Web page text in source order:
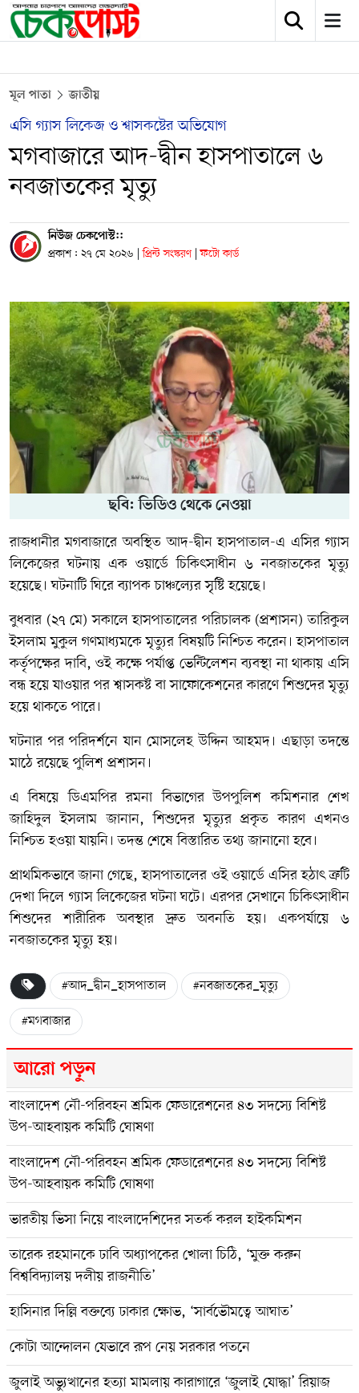
মূল পাতা জাতীয়
এসি গ্যাস লিকেজ ও শ্বাসকষ্টের অভিযোগ
মগবাজারে আদ-দ্বীন হাসপাতালে ৬
নবজাতকের মৃত্যু
নিউজ চেকপোস্ট::
প্রকাশ : ২৭ মে ২০২৬ | প্রিন্ট সংস্করণ | ফটো কার্ড
ছবি: ভিডিও থেকে নেওয়া
রাজধানীর মগবাজারে অবস্থিতআদ-দ্বীন হাসপাতাল-এ এসির গ্যাস
লিকেজের ঘটনায় এক ওয়ার্ডে চিকিৎসাধীন ৬ নবজাতকের মৃত্যু
হয়েছে। ঘটনাটি ঘিরে ব্যাপক চাঞ্চল্যের সৃষ্টি হয়েছে।
বুধবার (২৭ মে) সকালে হাসপাতালের পরিচালক (প্রশাসন) তারিকুল
ইসলাম মুকুল গণমাধ্যমকে মৃত্যুর বিষয়টি নিশ্চিত করেন। হাসপাতাল
কর্তৃপক্ষের দাবি, ওই কক্ষে পর্যাপ্ত ভেন্টিলেশন ব্যবস্থা না থাকায় এসি
বন্ধ হয়ে যাওয়ার পর শ্বাসকষ্ট বা সাফোকেশনের কারণে শিশুদের মৃত্যু
হয়ে থাকতে পারে।
ঘটনার পর পরিদর্শনে যান মোসলেহ উদ্দিন আহমদ। এছাড়া তদন্তে
মাঠে রয়েছে পুলিশ প্রশাসন।
এ বিষয়ে ডিএমপির রমনা বিভাগের উপপুলিশ কমিশনার শেখ
জাহিদুল ইসলাম জানান, শিশুদের মৃত্যুর প্রকৃত কারণ এখনও
নিশ্চিত হওয়া যায়নি। তদন্ত শেষে বিস্তারিত তথ্য জানানো হবে।
প্রাথমিকভাবে জানা গেছে, হাসপাতালের ওই ওয়ার্ডে এসির হঠাৎ ত্রুটি
দেখা দিলে গ্যাস লিকেজের ঘটনা ঘটে। এরপর সেখানে চিকিৎসাধীন
শিশুদের শারীরিক অবস্থার দ্রুত অবনতি হয়। একপর্যায়ে ৬
নবজাতকের মৃত্যু হয়।
#আদ_দ্বীন_হাসপাতাল
#নবজাতকের_মৃত্যু
#মগবাজার
আরো পড়ুন
বাংলাদেশ নৌ-পরিবহন শ্রমিক ফেডারেশনের ৪৩ সদস্যে বিশিষ্ট
উপ-আহবায়ক কমিটি ঘোষণা
বাংলাদেশ নৌ-পরিবহন শ্রমিক ফেডারেশনের ৪৩ সদস্যে বিশিষ্ট
উপ-আহবায়ক কমিটি ঘোষণা
ভারতীয় ভিসা নিয়ে বাংলাদেশিদের সতর্ক করল হাইকমিশন
তারেক রহমানকে ঢাবি অধ্যাপকের খোলা চিঠি, ‘মুক্ত করুন
বিশ্ববিদ্যালয় দলীয় রাজনীতি’
হাসিনার দিল্লি বক্তব্যে ঢাকার ক্ষোভ, ‘সার্বভৌমত্বে আঘাত’
কোটা আন্দোলন যেভাবে রূপ নেয় সরকার পতনে
জুলাই অভ্যুত্থানের হত্যা মামলায় কারাগারে ‘জুলাই যোদ্ধা’ রিয়াজ